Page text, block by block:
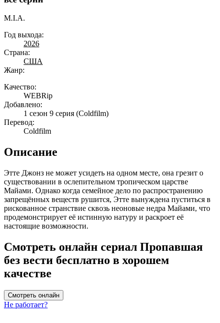
M.I.A.
Год выхода:
2026
Страна:
США
Жанр:
Качество:
WEBRip
Добавлено:
1 сезон 9 серия (Coldfilm)
Перевод:
Coldfilm
Описание
Этте Джонз не может усидеть на одном месте, она грезит о
существовании в ослепительном тропическом царстве
Майами. Однако когда семейное дело по распространению
запрещённых веществ рушится, Этте вынуждена пуститься в
рискованное странствие сквозь неоновые недра Майами, что
продемонстрирует её истинную натуру и раскроет её
настоящие возможности.
Смотреть онлайн сериал Пропавшая
без вести бесплатно в хорошем
качестве
Смотреть онлайн
Не работает?